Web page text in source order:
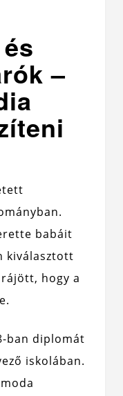
–
babáit
kiválasztott
hogy a
ban diplomát
iskolában.